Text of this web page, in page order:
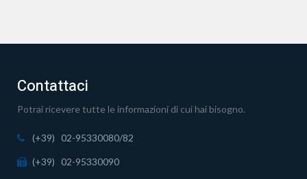
Contattaci
Potrai ricevere tutte le informazioni di cui hai bisogno.
(+39) 02-95330080/82
(+39) 02-95330090